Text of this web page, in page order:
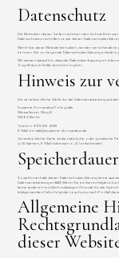
Datenschutz
Die Betreiber dieser Seiten nehmen den Schutz Ihrer
Datenschutzvorschriften sowie dieser
Wenn Sie diese Website benutzen, werden
können. Die vorliegende Datenschutzerklärung erläutert,
Wir weisen darauf hin, dass die Datenübertragung im
Zugriff durch Dritte ist nicht möglich.
Hinweis zur
Die verantwortliche Stelle für die Datenverarbeitung auf
Susanne Domaratius Fotografie
Wesselburer Weg 8
13503 Berlin
Telefon: 0172 80 41 181
E-Mail: kontakt@susanne-domaratius.de
Verantwortliche Stelle ist die natürliche oder juristische
(z. B. Namen, E-Mail-Adressen o. Ä.) entscheidet.
Speicherdauer
Soweit innerhalb dieser Datenschutzerklärung keine
Datenverarbeitung entfällt. Wenn Sie ein berechtigtes
keine anderen rechtlich zulässigen Gründe für die
letztgenannten Fall erfolgt die Löschung nach Fortfall
Allgemeine
dieser